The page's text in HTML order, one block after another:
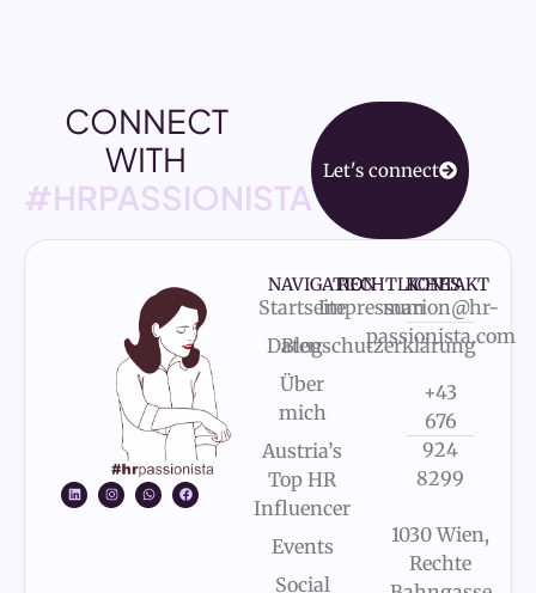
CONNECT
WITH
#HRPASSIONISTA
Let's connect
NAVIGATION
Startseite
Blog
Über
mich
Austria’s
Top HR
Influencer
Events
Social
RECHTLICHES
Impressum
Datenschutzerklärung
KONTAKT
marion@hr-
passionista.com
+43
676
924
8299
1030 Wien,
Rechte